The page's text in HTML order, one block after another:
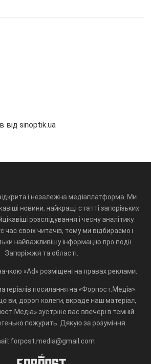
від sinoptik.ua
і незалежна медіаплатформа. Ми
новини, найкращі статті запорізьких
розслідування і чесну аналітику.
час своїх читачів, тому ми відбираємо і
найважливішу інформацію про події
Запоріжжя та області.
«Ad» розміщені на правах реклами.
посилання на «Форпост.Медіа»
ви, дорогі колеги, вкраде наш матеріал,
зустріне вас ввечері в темній
пожурить. Дякую за розуміння.
forpost.media@gmail.com